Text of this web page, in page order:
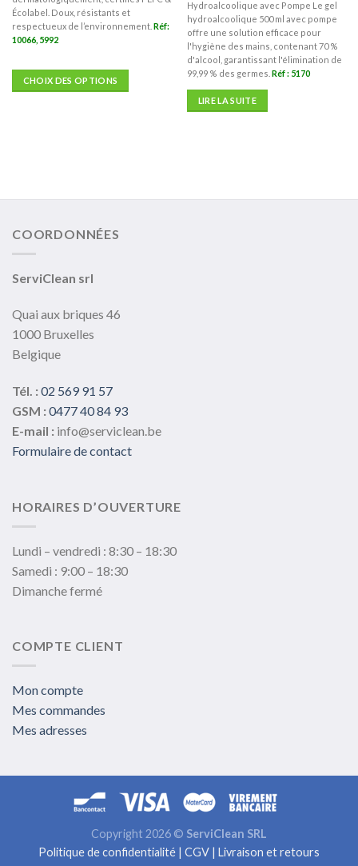
€30,83
Écolabel. Doux, résistants et
respectueux de l’environnement. Réf:
10066, 5992
CHOIX DES OPTIONS
options
être
choisies
la
du
produit
Hydroalcoolique avec Pompe Le gel
hydroalcoolique 500 ml avec pompe
offre une solution efficace pour
l'hygiène des mains, contenant 70 %
d'alcool, garantissant l'élimination de
99,99 % des germes. Réf : 5170
LIRE LA SUITE
COORDONNÉES
ServiClean srl
Quai aux briques 46
1000 Bruxelles
Belgique
Tél. : 02 569 91 57
GSM : 0477 40 84 93
E-mail : info@serviclean.be
Formulaire de contact
HORAIRES D’OUVERTURE
Lundi – vendredi : 8:30 – 18:30
Samedi : 9:00 – 18:30
Dimanche fermé
COMPTE CLIENT
Mon compte
Mes commandes
Mes adresses
Copyright 2026 © ServiClean SRL
Politique de confidentialité | CGV | Livraison et retours